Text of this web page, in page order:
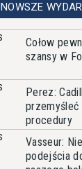
Cołow
szansy w
Perez:
procedury
Vasseur:
podejścia